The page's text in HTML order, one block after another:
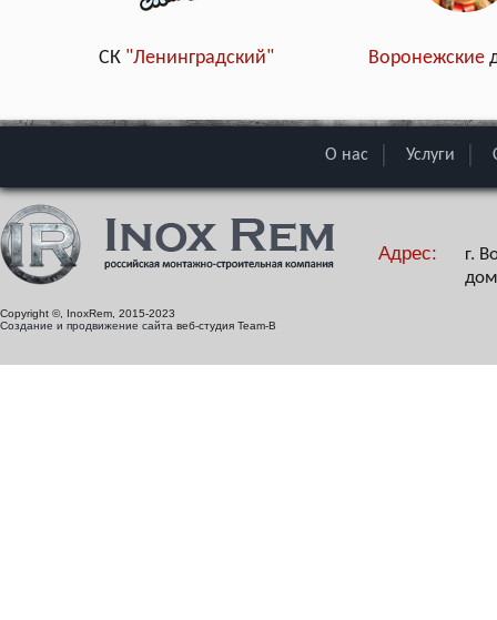
СК "Ленинградский" Воронежские
О нас Услуги
Copyright ©, InoxRem, 2015-2023
Создание и продвижение сайта веб-студия Team-B
Адрес:
г.